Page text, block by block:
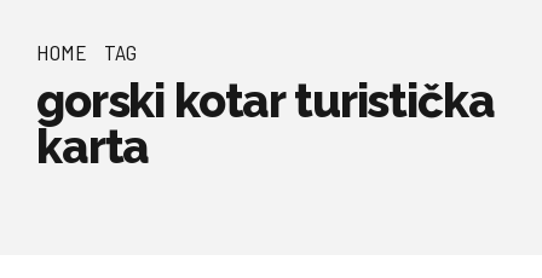
HOME TAG
gorski kotar turistička
karta